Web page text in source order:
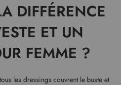
DIFFÉRENCE
ET UN
FEMME ?
les dressings couvrent le buste et